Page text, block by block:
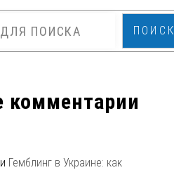
ПОИСК
комментарии
Гемблинг в Украине: как